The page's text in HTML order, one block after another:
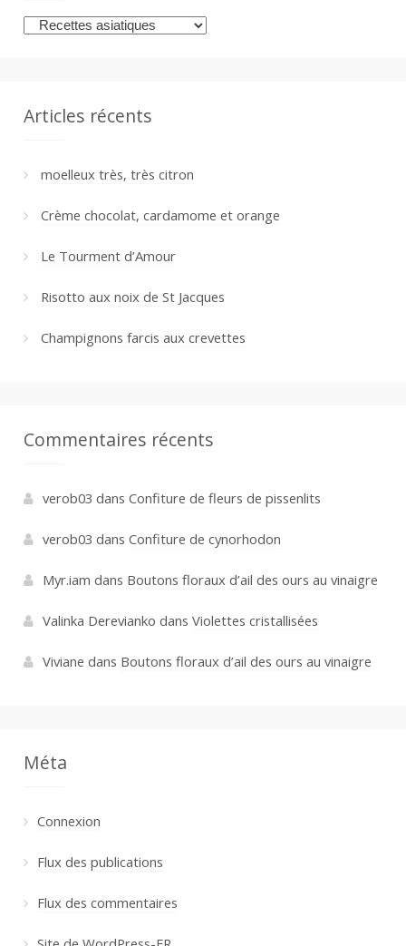
Catégories
Articles récents
moelleux très, très citron
Crème chocolat, cardamome et orange
Le Tourment d’Amour
Risotto aux noix de St Jacques
Champignons farcis aux crevettes
Commentaires récents
verob03 dans Confiture de fleurs de pissenlits
verob03 dans Confiture de cynorhodon
Myr.iam dans Boutons floraux d’ail des ours au vinaigre
Valinka Derevianko dans Violettes cristallisées
Viviane dans Boutons floraux d’ail des ours au vinaigre
Méta
Connexion
Flux des publications
Flux des commentaires